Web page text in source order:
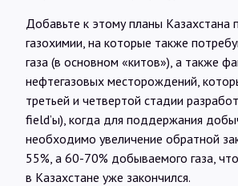
Добавьте к этому планы Казахстана
газохимии, на которые также
газа (в основном «китов»), а также
нефтегазовых месторождений,
третьей и четвертой стадии
field’ы), когда для поддержания
необходимо увеличение обратной
55%, а 60-70% добываемого газа,
в Казахстане уже закончился.